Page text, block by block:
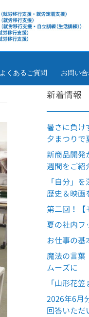
よくあるご質問 お問い
新着情報
暑さに負け
夕まつりで
新商品開発
週間をご紹
「自分」
歴史＆映画
第二回！【
夏の社内フ
お仕事の基
魔法の言葉
ムーズに
「山形花
2026年6月
回答いただ